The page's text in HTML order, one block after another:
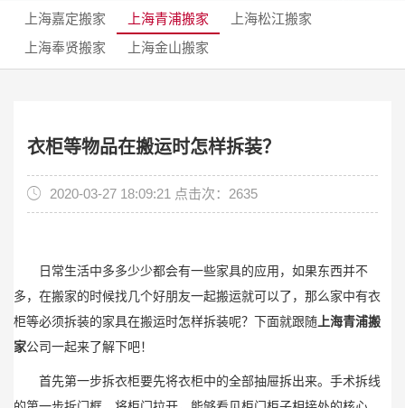
上海嘉定搬家 上海青浦搬家
上海松江搬家
上海奉贤搬家
上海金山搬家
衣柜等物品在搬运时怎样拆装？
2020-03-27 18:09:21 点击次：2635
日常生活中多多少少都会有一些家具的应用，如果东西并不
多，在搬家的时候找几个好朋友一起搬运就可以了，那么家中有衣
柜等必须拆装的家具在搬运时怎样拆装呢？下面就跟随上海青浦搬
家公司一起来了解下吧！
首先第一步拆衣柜要先将衣柜中的全部抽屉拆出来。手术拆线